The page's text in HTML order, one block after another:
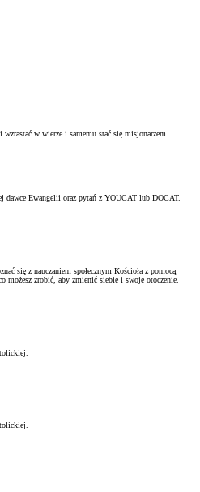
w wierze i samemu stać się misjonarzem.
dawce Ewangelii oraz pytań z YOUCAT lub DOCAT.
się z nauczaniem społecznym Kościoła z pomocą
możesz zrobić, aby zmienić siebie i swoje otoczenie.